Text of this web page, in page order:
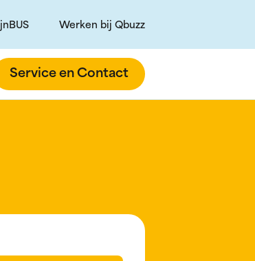
Werken bij Qbuzz
Service en Contact